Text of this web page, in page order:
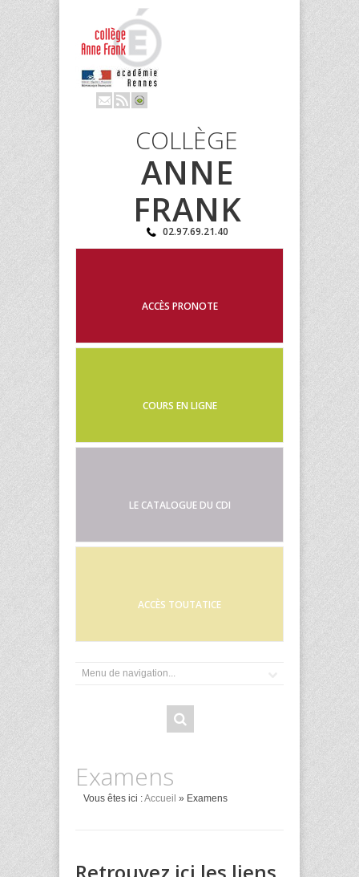
COLLÈGE
ANNE
FRANK
02.97.69.21.40
ACCÈS PRONOTE
COURS EN LIGNE
LE CATALOGUE DU CDI
ACCÈS TOUTATICE
Examens
Vous êtes ici :Accueil » Examens